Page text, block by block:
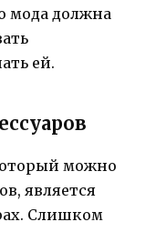
мода должна
ей.
можно
является
Слишком